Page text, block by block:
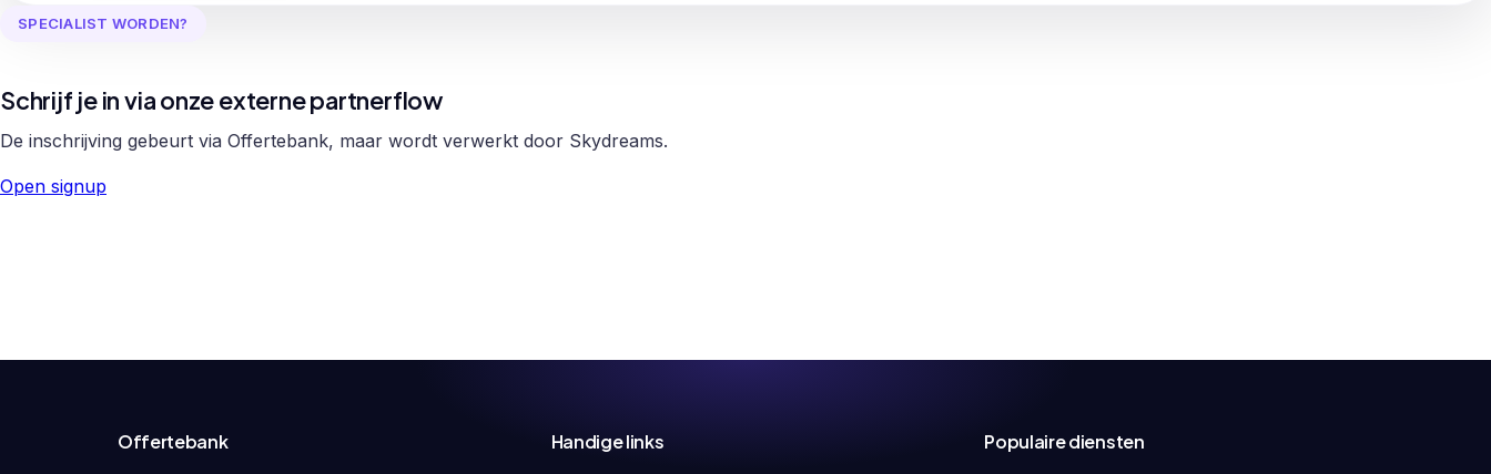
SPECIALIST WORDEN?
Schrijf je in via onze externe partnerflow
De inschrijving gebeurt via Offertebank, maar wordt verwerkt door Skydreams.
Open signup
Offertebank Handige links Populaire diensten